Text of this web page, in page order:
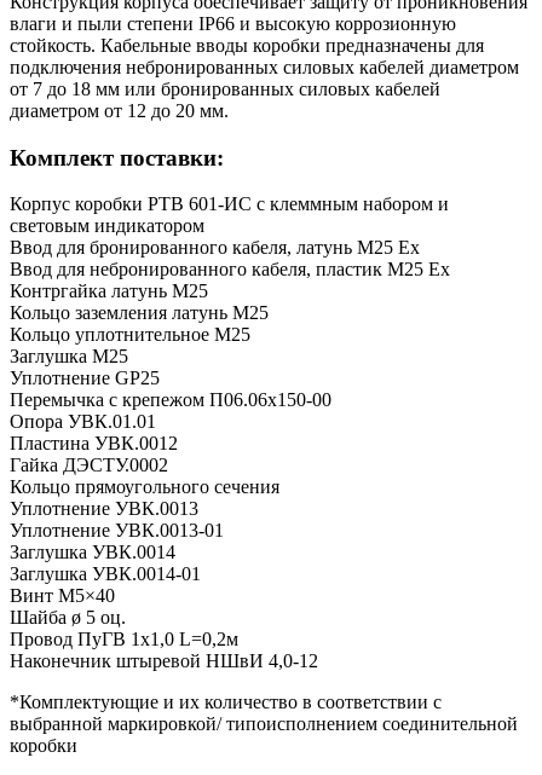
влаги и пыли степени IP66 и высокую коррозионную
стойкость. Кабельные вводы коробки предназначены для
подключения небронированных силовых кабелей диаметром
от 7 до 18 мм или бронированных силовых кабелей
диаметром от 12 до 20 мм.
Комплект поставки:
Корпус коробки РТВ 601-ИС с клеммным набором и
световым индикатором
Ввод для бронированного кабеля, латунь М25 Ех
Ввод для небронированного кабеля, пластик М25 Ех
Контргайка латунь М25
Кольцо заземления латунь М25
Кольцо уплотнительное М25
Заглушка М25
Уплотнение GP25
Перемычка с крепежом П06.06х150-00
Опора УВК.01.01
Пластина УВК.0012
Гайка ДЭСТУ.0002
Кольцо прямоугольного сечения
Уплотнение УВК.0013
Уплотнение УВК.0013-01
Заглушка УВК.0014
Заглушка УВК.0014-01
Винт М5×40
Шайба ø 5 оц.
Провод ПуГВ 1х1,0 L=0,2м
Наконечник штыревой НШвИ 4,0-12
*Комплектующие и их количество в соответствии с
выбранной маркировкой/ типоисполнением соединительной
коробки